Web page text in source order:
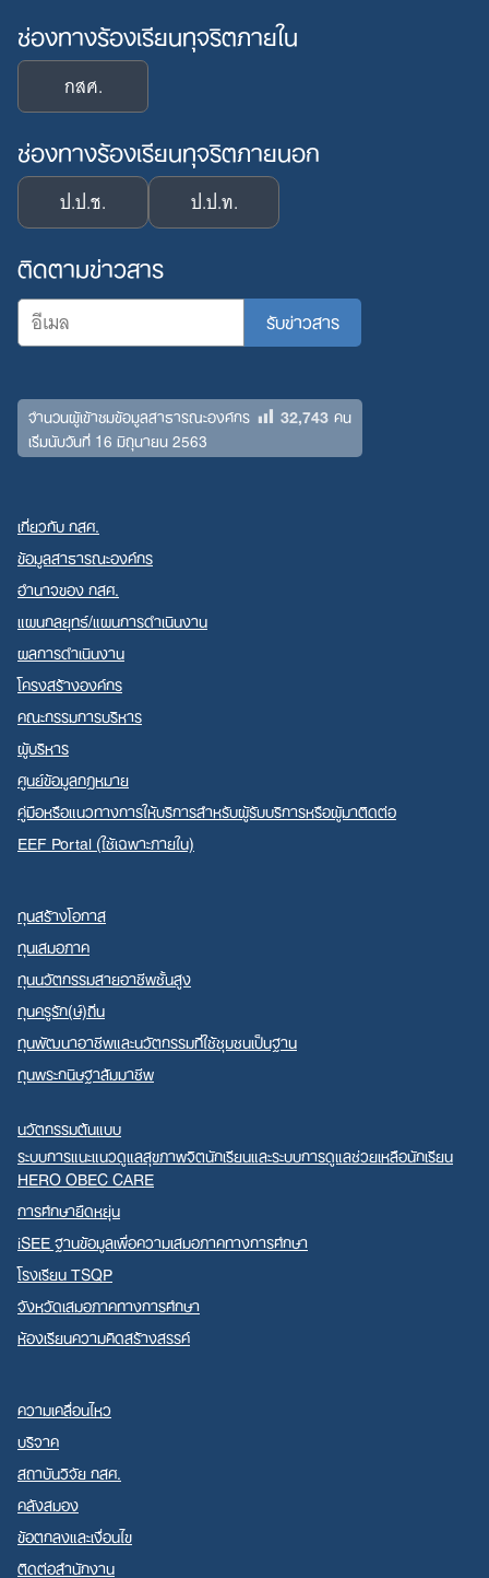
ช่องทางร้องเรียนทุจริตภายใน
กสศ.
ช่องทางร้องเรียนทุจริตภายนอก
ป.ป.ช. ป.ป.ท.
ติดตามข่าวสาร
จำนวนผู้เข้าชมข้อมูลสาธารณะองค์กร 32,743คน
เริ่มนับวันที่ 16 มิถุนายน 2563
เกี่ยวกับ กสศ.
ข้อมูลสาธารณะองค์กร
อำนาจของ กสศ.
แผนกลยุทธ์/แผนการดำเนินงาน
ผลการดำเนินงาน
โครงสร้างองค์กร
คณะกรรมการบริหาร
ผู้บริหาร
ศูนย์ข้อมูลกฎหมาย
คู่มือหรือแนวทางการให้บริการสำหรับผู้รับบริการหรือผู้มาติดต่อ
EEF Portal (ใช้เฉพาะภายใน)
ทุนสร้างโอกาส
ทุนเสมอภาค
ทุนนวัตกรรมสายอาชีพชั้นสูง
ทุนครูรัก(ษ์)ถิ่น
ทุนพัฒนาอาชีพและนวัตกรรมที่ใช้ชุมชนเป็นฐาน
ทุนพระกนิษฐาสัมมาชีพ
นวัตกรรมต้นแบบ
ระบบการแนะแนวดูแลสุขภาพจิตนักเรียนและระบบการดูแลช่วยเหลือนักเรียน
HERO OBEC CARE
การศึกษายืดหยุ่น
iSEE ฐานข้อมูลเพื่อความเสมอภาคทางการศึกษา
โรงเรียน TSQP
จังหวัดเสมอภาคทางการศึกษา
ห้องเรียนความคิดสร้างสรรค์
ความเคลื่อนไหว
บริจาค
สถาบันวิจัย กสศ.
คลังสมอง
ข้อตกลงและเงื่อนไข
ติดต่อสำนักงาน